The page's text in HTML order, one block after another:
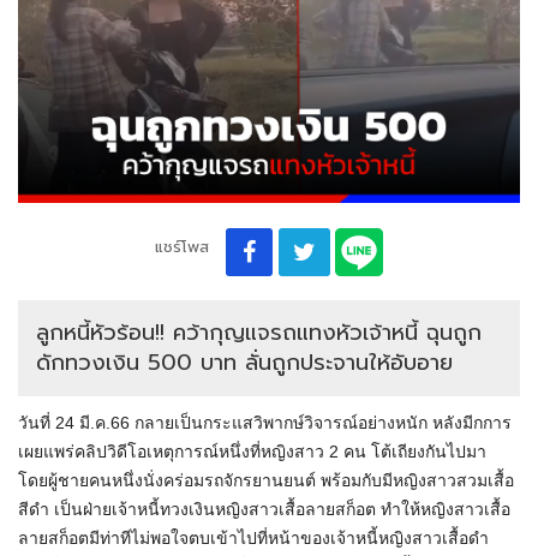
แชร์โพส
ลูกหนี้หัวร้อน!! คว้ากุญแจรถแทงหัวเจ้าหนี้ ฉุนถูก
ดักทวงเงิน 500 บาท ลั่นถูกประจานให้อับอาย
วันที่ 24 มี.ค.66 กลายเป็นกระแสวิพากษ์วิจารณ์อย่างหนัก หลังมีกการ
เผยแพร่คลิปวิดีโอเหตุการณ์หนึ่งที่หญิงสาว 2 คน โต้เถียงกันไปมา
โดยผู้ชายคนหนึ่งนั่งคร่อมรถจักรยานยนต์ พร้อมกับมีหญิงสาวสวมเสื้อ
สีดำ เป็นฝ่ายเจ้าหนี้ทวงเงินหญิงสาวเสื้อลายสก็อต ทำให้หญิงสาวเสื้อ
ลายสก็อตมีท่าทีไม่พอใจตบเข้าไปที่หน้าของเจ้าหนี้หญิงสาวเสื้อดำ